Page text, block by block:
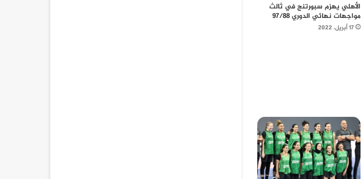
الأهلي يهزم سبورتنج في ثالث
مواجهات نهائي الدوري 97/88
17 أبريل، 2022